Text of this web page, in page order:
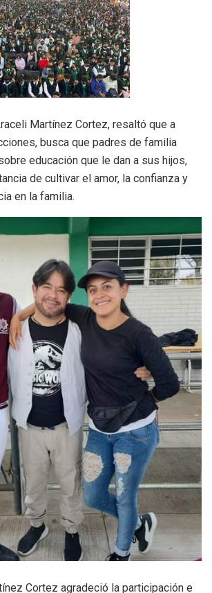
Martínez Cortez, resaltó que a
busca que padres de familia
educación que le dan a sus hijos,
de cultivar el amor, la confianza y
en la familia.
Cortez agradeció la participación e